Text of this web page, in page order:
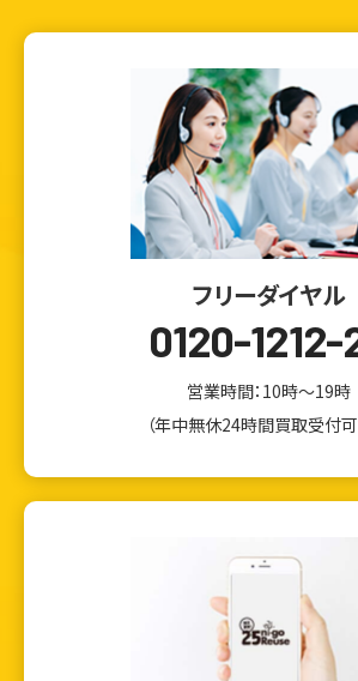
フリーダイヤル
0120-1212-
営業時間：10時～19時
（年中無休24時間買取受付可